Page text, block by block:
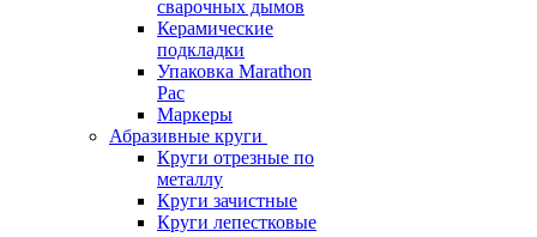
сварочных дымов
Керамические
подкладки
Упаковка Marathon
Pac
Маркеры
Абразивные круги
Круги отрезные по
металлу
Круги зачистные
Круги лепестковые